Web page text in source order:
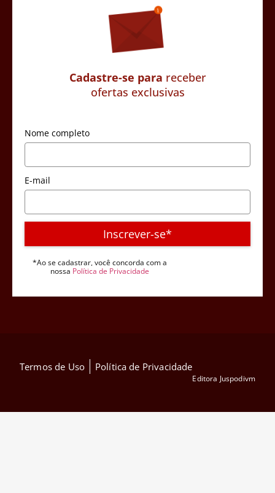
Cadastre-se para receber
ofertas exclusivas
Nome completo
E-mail
Inscrever-se*
*Ao se cadastrar, você concorda com a
nossa Política de Privacidade
Termos de Uso Política de Privacidade
Editora Juspodivm